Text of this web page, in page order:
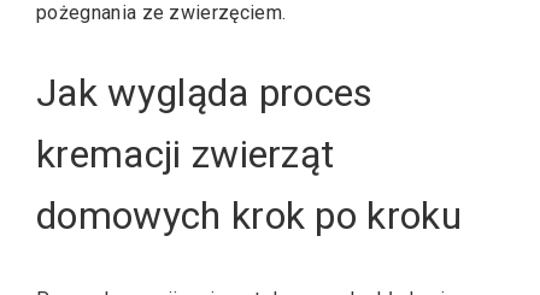
pożegnania ze zwierzęciem.
Jak wygląda proces
kremacji zwierząt
domowych krok po kroku